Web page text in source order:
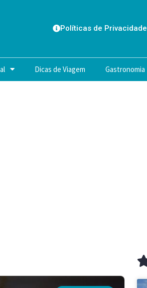
Políticas de Privacidade
Dicas de Viagem Gastronomia